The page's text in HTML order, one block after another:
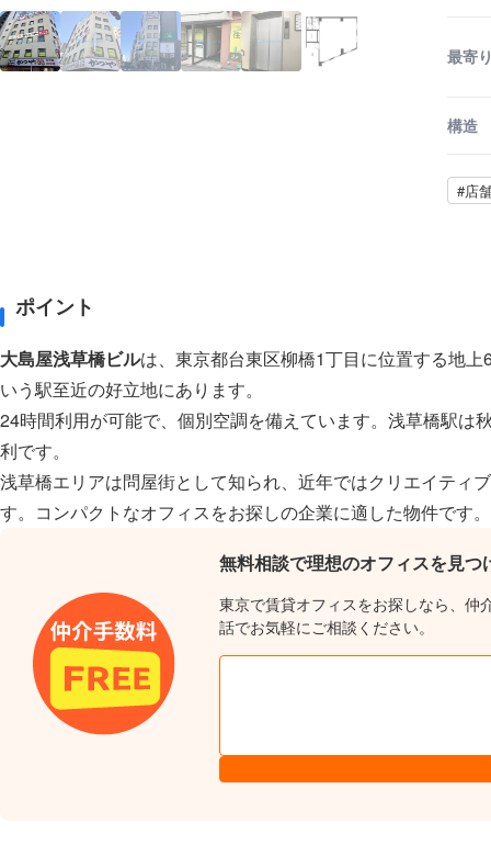
最寄
構造
#店
ポイント
大島屋浅草橋ビルは、東京都台東区柳橋1丁目に位置する地
いう駅至近の好立地にあります。
24時間利用が可能で、個別空調を備えています。浅草橋駅
利です。
浅草橋エリアは問屋街として知られ、近年ではクリエイティ
す。コンパクトなオフィスをお探しの企業に適した物件です。
無料相談で理想のオフィスを見つ
東京で賃貸オフィスをお探しなら、仲
話でお気軽にご相談ください。